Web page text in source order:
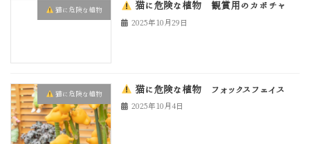
猫に危険な植物 猫に危険な植物 観賞用のカボチャ
2025年10月29日
猫に危険な植物 猫に危険な植物 フォックスフェイス
2025年10月4日